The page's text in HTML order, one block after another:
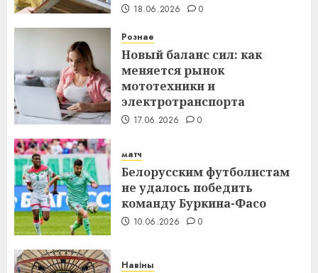
18.06.2026 0
Рознае
Новый баланс сил: как
меняется рынок
мототехники и
электротранспорта
17.06.2026 0
матч
Белорусским футболистам
не удалось победить
команду Буркина-Фасо
10.06.2026 0
Навіны